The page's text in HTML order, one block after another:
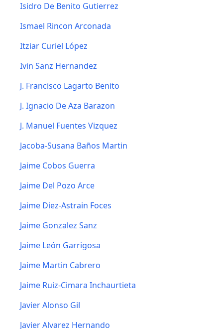
Isidro De Benito Gutierrez
Ismael Rincon Arconada
Itziar Curiel López
Ivin Sanz Hernandez
J. Francisco Lagarto Benito
J. Ignacio De Aza Barazon
J. Manuel Fuentes Vizquez
Jacoba-Susana Baños Martin
Jaime Cobos Guerra
Jaime Del Pozo Arce
Jaime Diez-Astrain Foces
Jaime Gonzalez Sanz
Jaime León Garrigosa
Jaime Martin Cabrero
Jaime Ruiz-Cimara Inchaurtieta
Javier Alonso Gil
Javier Alvarez Hernando